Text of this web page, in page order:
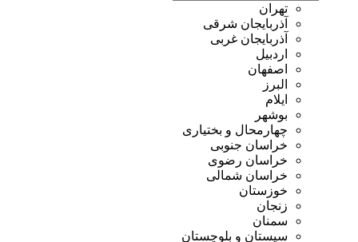
تهران
آذربایجان شرقی
آذربایجان غربی
اردبیل
اصفهان
البرز
ایلام
بوشهر
چهارمحال و بختیاری
خراسان جنوبی
خراسان رضوی
خراسان شمالی
خوزستان
زنجان
سمنان
سیستان و بلوچستان